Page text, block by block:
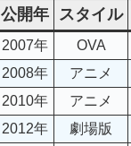
公開年 スタイル
2007年 OVA
2008年
アニメ
2010年
アニメ
2012年
劇場版